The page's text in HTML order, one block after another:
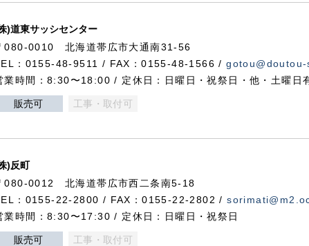
)道東サッシセンター
080-0010 北海道帯広市大通南31-56
：0155-48-9511 / FAX：0155-48-1566 /
業時間：8:30〜18:00 / 定休日：日曜日・祝祭日・他・土曜日
販売可 工事・取付可
)反町
080-0012 北海道帯広市西二条南5-18
：0155-22-2800 / FAX：0155-22-2802 /
業時間：8:30〜17:30 / 定休日：日曜日・祝祭日
販売可 工事・取付可